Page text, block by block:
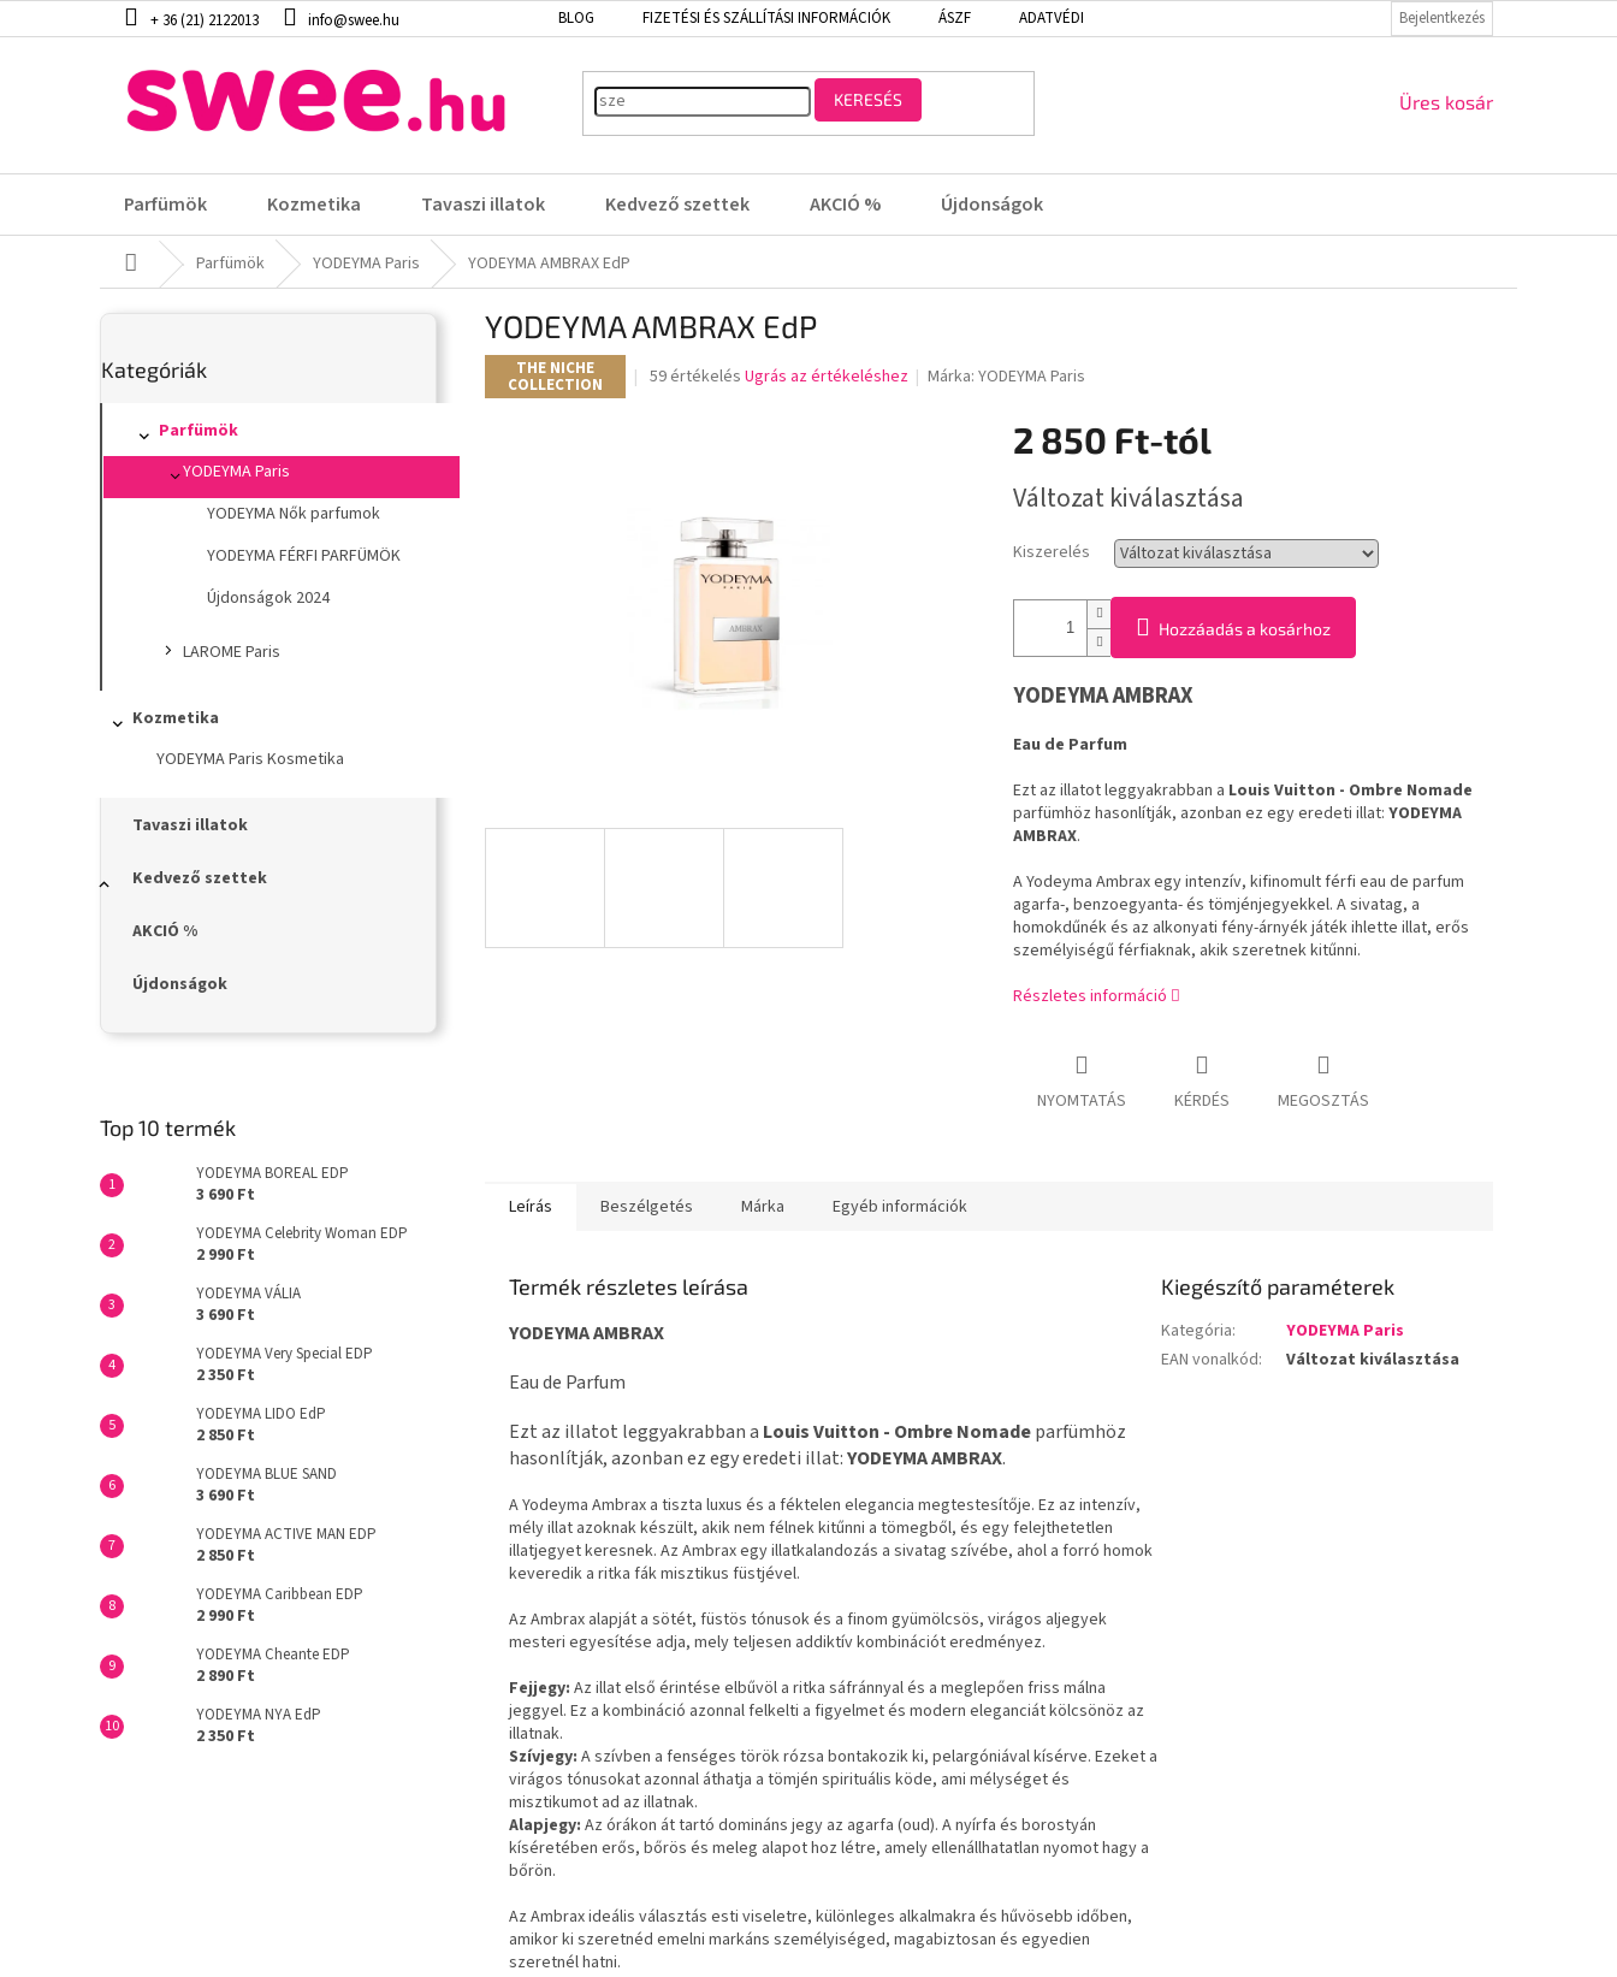
a
+ 36 (21) 2122013 info@swee.hu BLOG FIZETÉSI ÉS SZÁLLÍTÁSI INFORMÁCIÓK ÁSZF ADATVÉDELMI IRÁNYELVEK VISSZAKÜLDÉS ÉS REKLAMÁCIÓ
Bejelentkezés
KERESÉS KOSÁR
Üres kosár
Parfümök Kozmetika Tavaszi illatok Kedvező szettek AKCIÓ % Újdonságok
KezdőlapParfümök YODEYMA Paris YODEYMA AMBRAX EdP
l
a
l
ó
átugrása
Kategóriák
Parfümök
YODEYMA Paris
YODEYMA Nők parfumok
YODEYMA FÉRFI PARFÜMÖK
Újdonságok 2024
LAROME Paris
Kozmetika
YODEYMA Paris Kosmetika
Tavaszi illatok
Kedvező szettek
AKCIÓ %
Újdonságok
Top 10 termék
YODEYMA BOREAL EDP
3 690 Ft
YODEYMA Celebrity Woman EDP
2 990 Ft
YODEYMA VÁLIA
3 690 Ft
YODEYMA Very Special EDP
2 350 Ft
YODEYMA LIDO EdP
2 850 Ft
YODEYMA BLUE SAND
3 690 Ft
YODEYMA ACTIVE MAN EDP
2 850 Ft
YODEYMA Caribbean EDP
2 990 Ft
YODEYMA Cheante EDP
2 890 Ft
YODEYMA NYA EdP
2 350 Ft
YODEYMA AMBRAX EdP
THE NICHE
COLLECTION
A
csillag.
59 értékelés Ugrás az értékeléshez Márka:YODEYMA Paris
2 850 Ft-tól
Változat kiválasztása
Kiszerelés
Hozzáadás a kosárhoz
YODEYMA AMBRAX
Eau de Parfum
Ezt az illatot leggyakrabban a Louis Vuitton - Ombre Nomade
parfümhöz hasonlítják, azonban ez egy eredeti illat: YODEYMA
AMBRAX.
A Yodeyma Ambrax egy intenzív, kifinomult férfi eau de parfum
agarfa-, benzoegyanta- és tömjénjegyekkel. A sivatag, a
homokdűnék és az alkonyati fény-árnyék játék ihlette illat, erős
személyiségű férfiaknak, akik szeretnek kitűnni.
Részletes információ
NYOMTATÁS KÉRDÉS MEGOSZTÁS
Leírás Beszélgetés Márka Egyéb információk
Termék részletes leírása
YODEYMA AMBRAX
Eau de Parfum
Ezt az illatot leggyakrabban a Louis Vuitton - Ombre Nomadeparfümhöz
hasonlítják, azonban ez egy eredeti illat:YODEYMA AMBRAX.
A Yodeyma Ambrax a tiszta luxus és a féktelen elegancia megtestesítője. Ez az intenzív,
mély illat azoknak készült, akik nem félnek kitűnni a tömegből, és egy felejthetetlen
illatjegyet keresnek. Az Ambrax egy illatkalandozás a sivatag szívébe, ahol a forró homok
keveredik a ritka fák misztikus füstjével.
Az Ambrax alapját a sötét, füstös tónusok és a finom gyümölcsös, virágos aljegyek
mesteri egyesítése adja, mely teljesen addiktív kombinációt eredményez.
Fejjegy: Az illat első érintése elbűvöl a ritka sáfránnyal és a meglepően friss málna
jeggyel. Ez a kombináció azonnal felkelti a figyelmet és modern eleganciát kölcsönöz az
illatnak.
Szívjegy: A szívben a fenséges török rózsa bontakozik ki, pelargóniával kísérve. Ezeket a
virágos tónusokat azonnal áthatja a tömjén spirituális köde, ami mélységet és
misztikumot ad az illatnak.
Alapjegy: Az órákon át tartó domináns jegy az agarfa (oud). A nyírfa és borostyán
kíséretében erős, bőrös és meleg alapot hoz létre, amely ellenállhatatlan nyomot hagy a
bőrön.
Az Ambrax ideális választás esti viseletre, különleges alkalmakra és hűvösebb időben,
amikor ki szeretnéd emelni markáns személyiséged, magabiztosan és egyedien
szeretnél hatni.
Kiegészítő paraméterek
Kategória:
YODEYMA Paris
EAN vonalkód: Változat kiválasztása